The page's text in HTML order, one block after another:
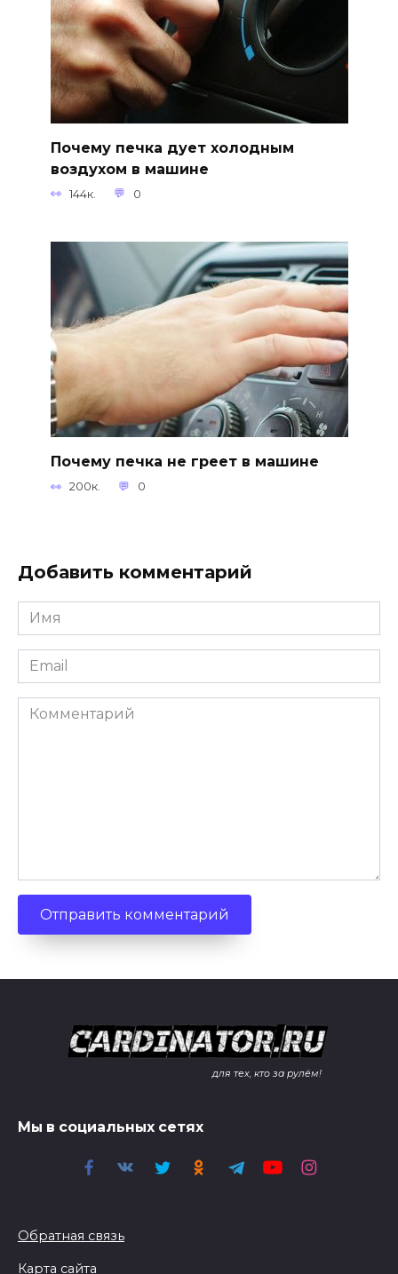
Почему печка дует холодным
воздухом в машине
144к. 0
Почему печка не греет в машине
200к. 0
Добавить комментарий
Имя
*
Email
*
Комментарий
для тех, кто за рулём!
Мы в социальных сетях
Обратная связь
Карта сайта